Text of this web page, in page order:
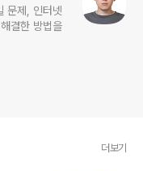
문제, 인터넷
결한 방법을
더보기